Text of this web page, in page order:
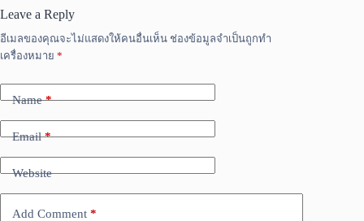
Leave a Reply
อีเมลของคุณจะไม่แสดงให้คนอื่นเห็น ช่องข้อมูลจำเป็นถูกทำ
เครื่องหมาย *
Name*
Email*
Website
Add Comment *